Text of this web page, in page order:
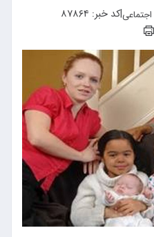
اجتماعی|کد خبر: ۸۷۸۶۴